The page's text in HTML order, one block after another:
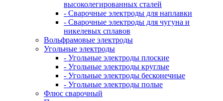
высоколегированных сталей
- Сварочные электроды для наплавки
- Сварочные электроды для чугуна и
никелевых сплавов
Вольфрамовые электроды
Угольные электроды
- Угольные электроды плоские
- Угольные электроды круглые
- Угольные электроды бесконечные
- Угольные электроды полые
Флюс сварочный